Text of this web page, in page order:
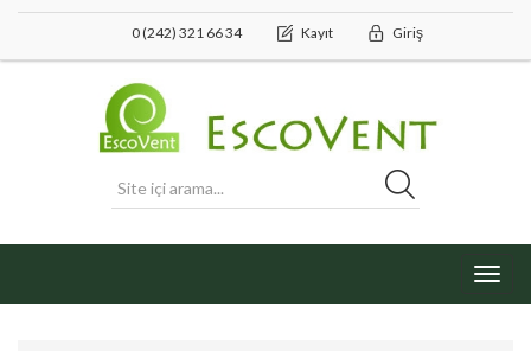
0 (242) 321 66 34 Kayıt Giriş